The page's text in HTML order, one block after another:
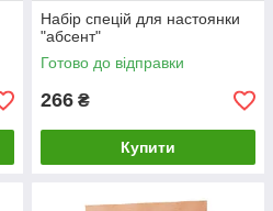
Набір спецій для настоянки
"абсент"
Готово до відправки
266 ₴
Купити